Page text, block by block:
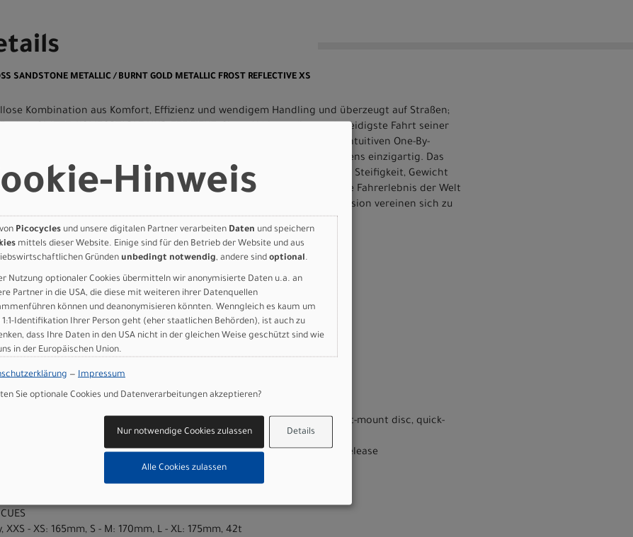
SANDSTONE METALLIC / BURNT GOLD METALLIC FROST REFLECTIVE XS
Kombination aus Komfort, Effizienz und wendigem Handling und überzeugt auf Straßen;
GLATTE; KOMFORTABLE UND EFFIZIENZ: Sirrus X bietet die geschmeidigste Fahrt seiner
Reifen, einer etwas aufrechteren Fahrposition und einem super intuitiven One-By-
Wie alle Specialized Performance Bikes ist die Geometrie jedes Rahmens einzigartig. Das
jede Rohrgröße speziell ausgewählt wird, um die optimale Balance aus Steifigkeit, Gewicht
um sicherzustellen, dass du, egal welche Größe du fahrst, das beste Fahrerlebnis der Welt
leichte, außergewöhnliche Pedaleffizienz und Lenkpräzision vereinen sich zu
Handling.
Aluminum, Fitness Geometry, butted tubing, internal cable routing, flat-mount disc, quick-
mount disc, Plug + Play fender mounts, low rider rack mounts, quick-release
hydraulic disc, resin pads, flat-mount, 160mm
hydraulic disc, resin pads, flat-mount, 140mm
11-48t
- XS: 165mm, S - M: 170mm, L - XL: 175mm, 42t
Hinweis
Picocycles und unsere digitalen Partner verarbeiten Daten und speichern
mittels dieser Website. Einige sind für den Betrieb der Website und aus
Gründen unbedingt notwendig, andere sind optional.
Nutzung optionaler Cookies übermitteln wir anonymisierte Daten u.a. an
Partner in die USA, die diese mit weiteren ihrer Datenquellen
können und deanonymisieren könnten. Wenngleich es kaum um
1:1-Identifikation Ihrer Person geht (eher staatlichen Behörden), ist auch zu
dass Ihre Daten in den USA nicht in der gleichen Weise geschützt sind wie
in der Europäischen Union.
— Impressum
Sie optionale Cookies und Datenverarbeitungen akzeptieren?
Details
Nur notwendige Cookies zulassen
Alle Cookies zulassen